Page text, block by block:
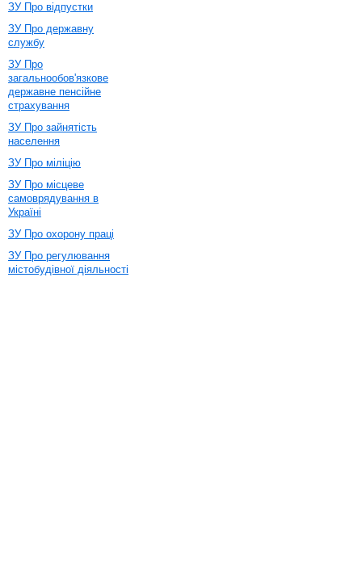
ЗУ Про відпустки
ЗУ Про державну
службу
ЗУ Про
загальнообов'язкове
державне пенсійне
страхування
ЗУ Про зайнятість
населення
ЗУ Про міліцію
ЗУ Про місцеве
самоврядування в
Україні
ЗУ Про охорону праці
ЗУ Про регулювання
містобудівної діяльності